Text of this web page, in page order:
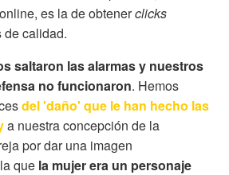
es la de obtenerclicks
calidad.
saltaron las alarmas y nuestros
no funcionaron. Hemos
del 'daño' que le han hecho las
a nuestra concepción de la
por dar una imagen
que la mujer era un personaje